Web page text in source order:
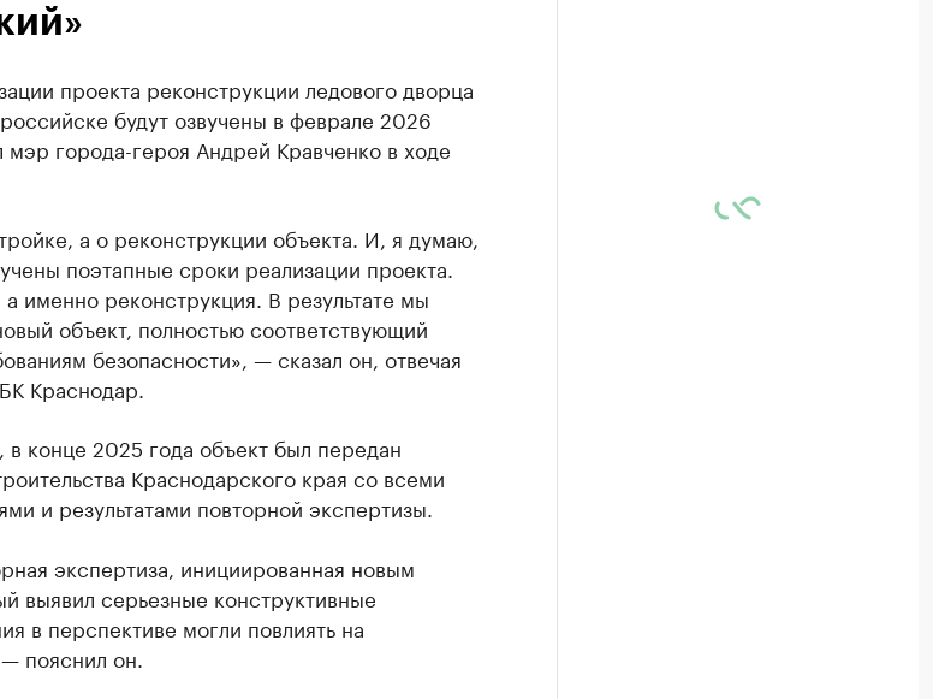
проекта реконструкции ледового дворца
будут озвучены в феврале 2026
мэр города-героя Андрей Кравченко в ходе
а о реконструкции объекта. И, я думаю,
поэтапные сроки реализации проекта.
именно реконструкция. В результате мы
объект, полностью соответствующий
безопасности», — сказал он, отвечая
Краснодар.
в конце 2025 года объект был передан
Краснодарского края со всеми
и результатами повторной экспертизы.
экспертиза, инициированная новым
выявил серьезные конструктивные
в перспективе могли повлиять на
пояснил он.